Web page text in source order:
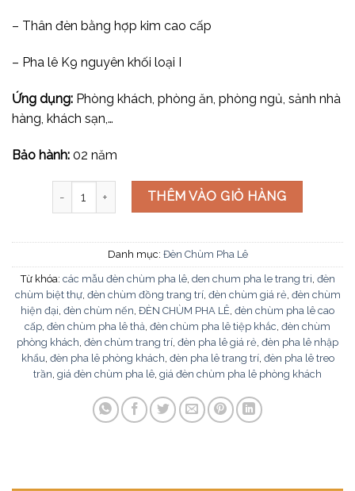
– Thân đèn bằng hợp kim cao cấp
– Pha lê K9 nguyên khối loại I
Ứng dụng: Phòng khách, phòng ăn, phòng ngủ, sảnh nhà
hàng, khách sạn,…
Bảo hành: 02 năm
Đèn chùm pha lê CNQT-380 số lượng
THÊM VÀO GIỎ HÀNG
Danh mục: Đèn Chùm Pha Lê
Từ khóa: các mẫu đèn chùm pha lê, den chum pha le trang tri, đèn
chùm biệt thự, đèn chùm đồng trang trí, đèn chùm giá rẻ, đèn chùm
hiện đại, đèn chùm nến, ĐÈN CHÙM PHA LÊ, đèn chùm pha lê cao
cấp, đèn chùm pha lê thả, đèn chùm pha lê tiệp khắc, đèn chùm
phòng khách, đèn chùm trang trí, đèn pha lê giá rẻ, đèn pha lê nhập
khẩu, đèn pha lê phòng khách, đèn pha lê trang trí, đèn pha lê treo
trần, giá đèn chùm pha lê, giá đèn chùm pha lê phòng khách